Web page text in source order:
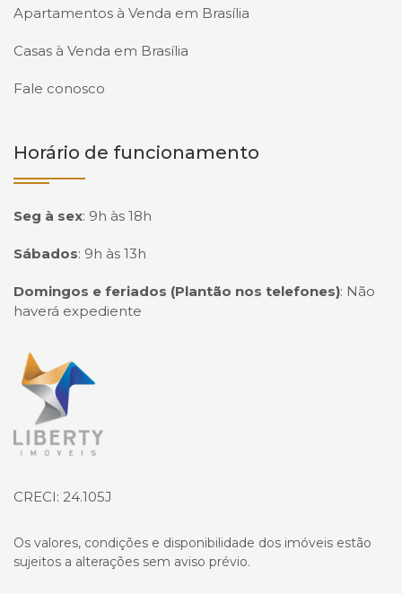
Apartamentos à Venda em Brasília
Casas à Venda em Brasília
Fale conosco
Horário de funcionamento
Seg à sex: 9h às 18h
Sábados: 9h às 13h
Domingos e feriados (Plantão nos telefones): Não
haverá expediente
Página inicial
CRECI: 24.105J
Os valores, condições e disponibilidade dos imóveis estão
sujeitos a alterações sem aviso prévio.